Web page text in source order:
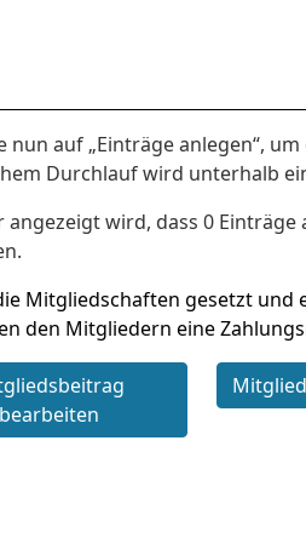
nun auf „Einträge anlegen“,
Durchlauf wird unterhalb
angezeigt wird, dass 0
Mitgliedschaften gesetzt und
den Mitgliedern eine
bearbeiten